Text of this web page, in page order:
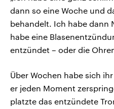
dann so eine Woche und
behandelt. Ich habe dann
habe eine
entzündet – oder die
Über Wochen habe sich
er jeden Moment
platzte das entzündete